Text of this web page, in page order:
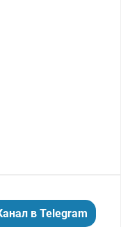
в Telegram